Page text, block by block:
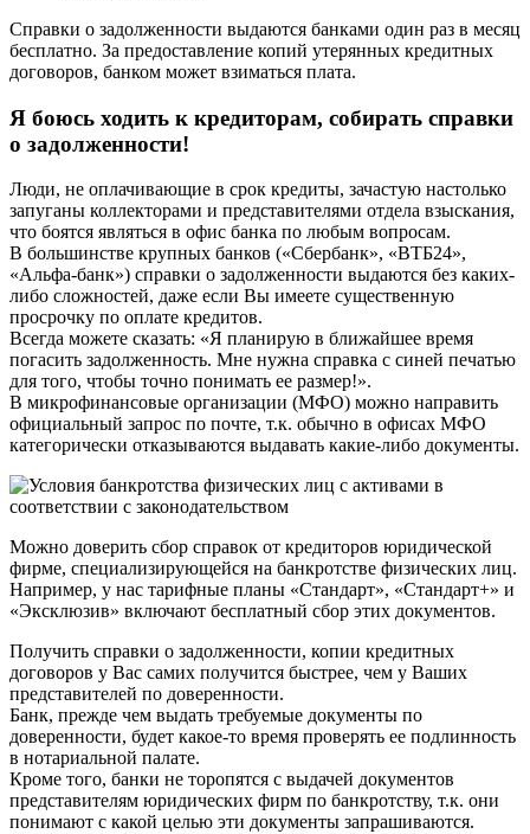
Справки о задолженности выдаются банками один раз в месяц
бесплатно. За предоставление копий утерянных кредитных
договоров, банком может взиматься плата.
Я боюсь ходить к кредиторам, собирать справки
о задолженности!
Люди, не оплачивающие в срок кредиты, зачастую настолько
запуганы коллекторами и представителями отдела взыскания,
что боятся являться в офис банка по любым вопросам.
В большинстве крупных банков («Сбербанк», «ВТБ24»,
«Альфа-банк») справки о задолженности выдаются без каких-
либо сложностей, даже если Вы имеете существенную
просрочку по оплате кредитов.
Всегда можете сказать: «Я планирую в ближайшее время
погасить задолженность. Мне нужна справка с синей печатью
для того, чтобы точно понимать ее размер!».
В микрофинансовые организации (МФО) можно направить
официальный запрос по почте, т.к. обычно в офисах МФО
категорически отказываются выдавать какие-либо документы.
Можно доверить сбор справок от кредиторов юридической
фирме, специализирующейся на банкротстве физических лиц.
Например, у нас тарифные планы «Стандарт», «Стандарт+» и
«Эксклюзив» включают бесплатный сбор этих документов.
Получить справки о задолженности, копии кредитных
договоров у Вас самих получится быстрее, чем у Ваших
представителей по доверенности.
Банк, прежде чем выдать требуемые документы по
доверенности, будет какое-то время проверять ее подлинность
в нотариальной палате.
Кроме того, банки не торопятся с выдачей документов
представителям юридических фирм по банкротству, т.к. они
понимают с какой целью эти документы запрашиваются.